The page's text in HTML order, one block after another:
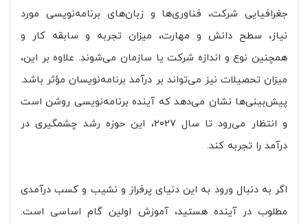
جغرافیایی شرکت، فناوری‌ها و زبان‌های برنامه‌نویسی مورد
نیاز، سطح دانش و مهارت، میزان تجربه و سابقه کار و
همچنین نوع و اندازه شرکت یا سازمان می‌شوند. علاوه بر این،
میزان تحصیلات نیز می‌تواند بر درآمد برنامه‌نویسان مؤثر باشد.
پیش‌بینی‌ها نشان می‌دهد که آینده برنامه‌نویسی روشن است
و انتظار می‌رود تا سال 2027، این حوزه رشد چشمگیری در
درآمد را تجربه کند.
اگر به دنبال ورود به این دنیای پرفراز و نشیب و کسب درآمدی
مطلوب در آینده هستید، آموزش اولین گام اساسی است.